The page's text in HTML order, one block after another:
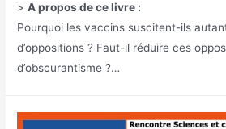
>A propos de ce livre :
Pourquoi les vaccins suscitent-ils
d’oppositions ? Faut-il réduire ces
d’obscurantisme ?…